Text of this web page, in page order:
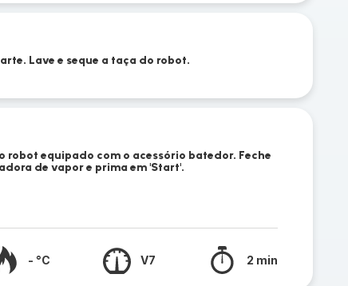
Lave e seque a taça do robot.
robot equipado com o acessório batedor. Feche
de vapor e prima em 'Start'.
- °C V7 2 min